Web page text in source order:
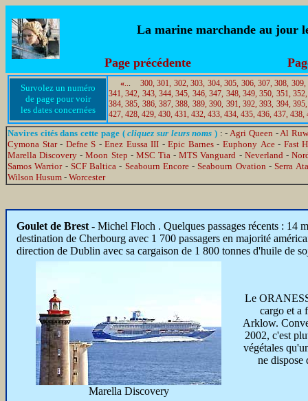
La marine marchande au jour
Page précédente
Survolez un numéro
de page pour voir
les dates concernées
«... 300, 301, 302, 303, 304, 305, 306, 307, 308, 309,
341, 342, 343, 344, 345, 346, 347, 348, 349, 350, 351, 352,
384, 385, 386, 387, 388, 389, 390, 391, 392, 393, 394, 395,
427, 428, 429, 430, 431, 432, 433, 434, 435, 436, 437, 438,
Navires cités dans cette page (cliquez sur leurs noms) : -Agri Queen -Al
Cymona Star- Defne S -Enez Eussa III -Epic Barnes-Euphony Ace- Fast
Marella Discovery -Moon Step - MSC Tia-MTS Vanguard - Neverland-
Samos Warrior- SCF Baltica - Seabourn Encore-Seabourn Ovation - Serra
Wilson Husum - Worcester
Goulet de Brest - Michel Floch . Quelques passages récents : 14
destination de Cherbourg avec 1 700 passagers en majorité
direction de Dublin avec sa cargaison de 1 800 tonnes d'huile de
Marella Discovery
Le
cargo et a
Arklow.
2002, c'est
végétales
ne dispose